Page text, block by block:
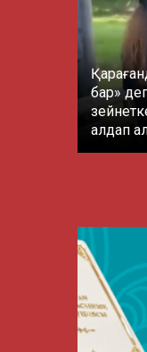
бар»
алдап